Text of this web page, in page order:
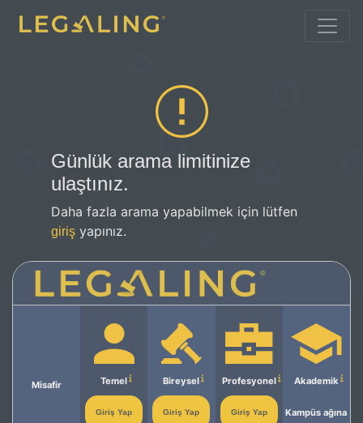
Günlük arama limitinize
ulaştınız.
Daha fazla arama yapabilmek için lütfen
giriş yapınız.
Misafir Temel
Giriş Yap
Bireysel
Giriş Yap
Profesyonel
Giriş Yap
Akademik
Kampüs ağına